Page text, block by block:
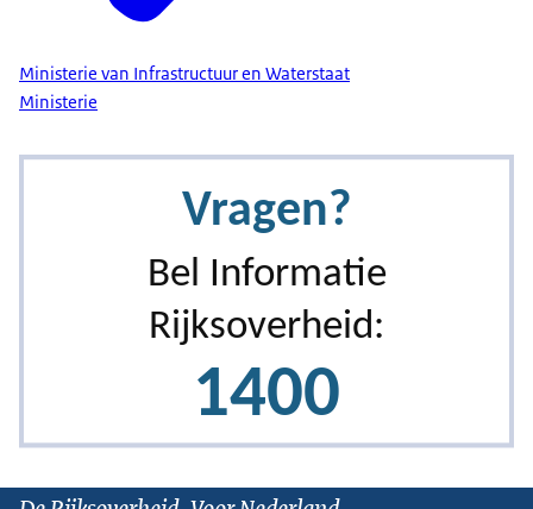
Ministerie van Infrastructuur en Waterstaat
Ministerie